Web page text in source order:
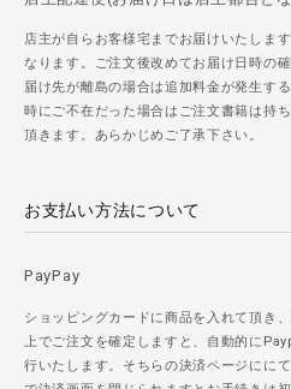
店主が自らお客様宅までお届けいたしま
なります。ご注文後改めてお届け日時の
届け先が離島の場合は追加料金が発生す
時にご不在だった場合はご注文書籍は持
頂きます。あらかじめご了承下さい。
お支払い方法について
PayPay
ショッピングカードに商品を入れて頂き
上でご注文を確定しますと、自動的に
行いたします。そちらの決済ページにに